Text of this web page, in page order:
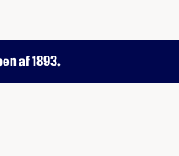
af 1893.